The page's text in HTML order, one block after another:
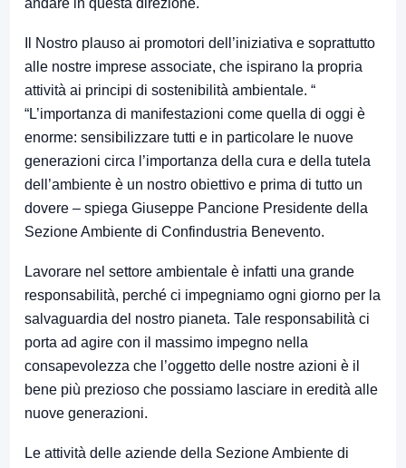
andare in questa direzione.
Il Nostro plauso ai promotori dell’iniziativa e soprattutto
alle nostre imprese associate, che ispirano la propria
attività ai principi di sostenibilità ambientale. “
“L’importanza di manifestazioni come quella di oggi è
enorme: sensibilizzare tutti e in particolare le nuove
generazioni circa l’importanza della cura e della tutela
dell’ambiente è un nostro obiettivo e prima di tutto un
dovere – spiega Giuseppe Pancione Presidente della
Sezione Ambiente di Confindustria Benevento.
Lavorare nel settore ambientale è infatti una grande
responsabilità, perché ci impegniamo ogni giorno per la
salvaguardia del nostro pianeta. Tale responsabilità ci
porta ad agire con il massimo impegno nella
consapevolezza che l’oggetto delle nostre azioni è il
bene più prezioso che possiamo lasciare in eredità alle
nuove generazioni.
Le attività delle aziende della Sezione Ambiente di